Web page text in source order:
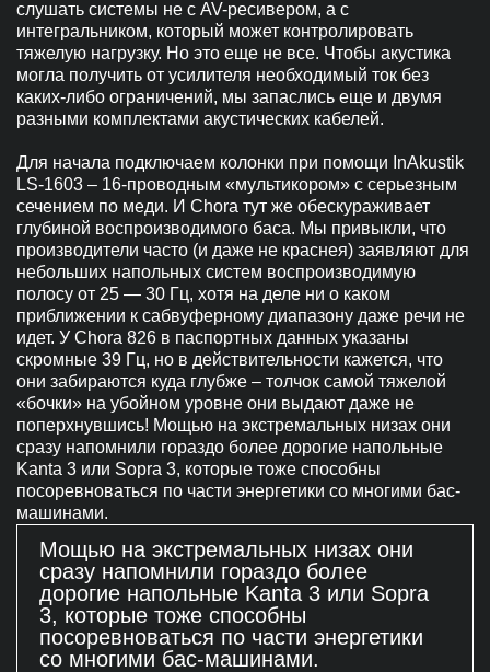
слушать системы не с AV-ресивером, а с
интегральником, который может контролировать
тяжелую нагрузку. Но это еще не все. Чтобы акустика
могла получить от усилителя необходимый ток без
каких-либо ограничений, мы запаслись еще и двумя
разными комплектами акустических кабелей.
Для начала подключаем колонки при помощи InAkustik
LS-1603 – 16-проводным «мультикором» с серьезным
сечением по меди. И Chora тут же обескураживает
глубиной воспроизводимого баса. Мы привыкли, что
производители часто (и даже не краснея) заявляют для
небольших напольных систем воспроизводимую
полосу от 25 — 30 Гц, хотя на деле ни о каком
приближении к сабвуферному диапазону даже речи не
идет. У Chora 826 в паспортных данных указаны
скромные 39 Гц, но в действительности кажется, что
они забираются куда глубже – толчок самой тяжелой
«бочки» на убойном уровне они выдают даже не
поперхнувшись! Мощью на экстремальных низах они
сразу напомнили гораздо более дорогие напольные
Kanta 3 или Sopra 3, которые тоже способны
посоревноваться по части энергетики со многими бас-
машинами.
Мощью на экстремальных низах они
сразу напомнили гораздо более
дорогие напольные Kanta 3 или Sopra
3, которые тоже способны
посоревноваться по части энергетики
со многими бас-машинами.